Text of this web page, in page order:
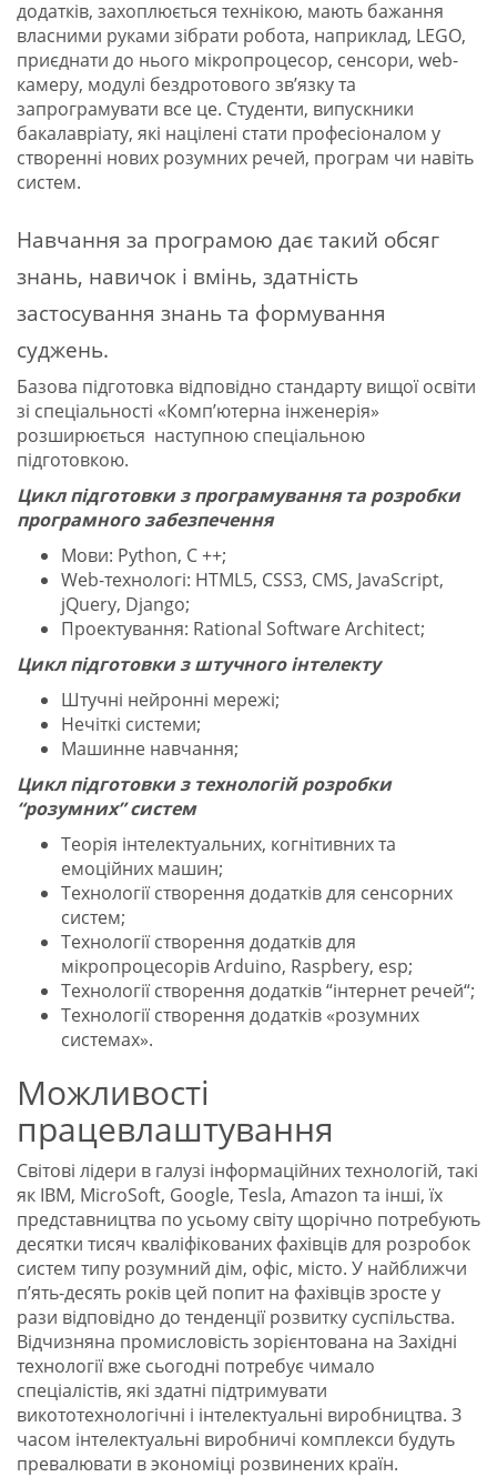
додатків, захоплюється технікою, мають бажання
власними руками зібрати робота, наприклад, LEGO,
приєднати до нього мікропроцесор, сенсори, web-
камеру, модулі бездротового зв’язку та
запрограмувати все це. Студенти, випускники
бакалавріату, які націлені стати професіоналом у
створенні нових розумних речей, програм чи навіть
систем.
Навчання за програмою дає такий обсяг
знань, навичок і вмінь, здатність
застосування знань та формування
суджень.
Базова підготовка відповідно стандарту вищої освіти
зі спеціальності «Комп’ютерна інженерія»
розширюється наступною спеціальною
підготовкою.
Цикл підготовки з програмування та розробки
програмного забезпечення
Мови: Python, C ++;
Web-технологі: HTML5, CSS3, CMS, JavaScript,
jQuery, Django;
Проектування: Rational Software Architect;
Цикл підготовки з штучного інтелекту
Штучні нейронні мережі;
Нечіткі системи;
Машинне навчання;
Цикл підготовки з технологій розробки
“розумних” систем
Теорія інтелектуальних, когнітивних та
емоційних машин;
Технології створення додатків для сенсорних
систем;
Технології створення додатків для
мікропроцесорів Arduino, Raspbery, esp;
Технології створення додатків “інтернет речей“;
Технології створення додатків «розумних
системах».
Можливості
працевлаштування
Свiтовi лiдери в галyзi iнформацiйних технологiй, такi
як IBM, MicroSoft, Google, Tesla, Amazon та iншi, їх
представництва по усьому свiту щорічно потребують
десятки тисяч квалiфiкованих фахiвцiв для розробок
систем типу розумний дiм, офiс, мiсто. У найближчи
п’ять-десять рокiв цей попит на фахiвцiв зросте у
рази вiдповiдно до тенденцiї розвитку суспiльства.
Вiдчизняна промисловiсть зорiєнтована на Захiднi
технологiї вже сьогоднi потребує чимало
спецiалiстiв, якi здатнi пiдтримувати
викототехнологiчнi i iнтелектуальнi виробництва. З
часом iнтелектуальнi виробничi комплекси будуть
превалювати в экономiцi розвинених країн.